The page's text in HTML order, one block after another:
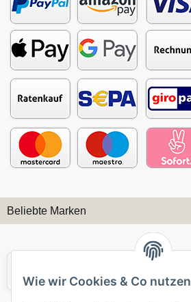
Wie wir Cookies & Co nutzen
Beliebte Marken